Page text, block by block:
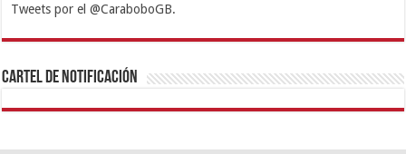
Tweets por el @CaraboboGB.
1xbetBetturkeyBetistKralbetSupertotobetTipobetMatadorbetMariobet
https://mvbcasino.com/
Cartel de Notificación